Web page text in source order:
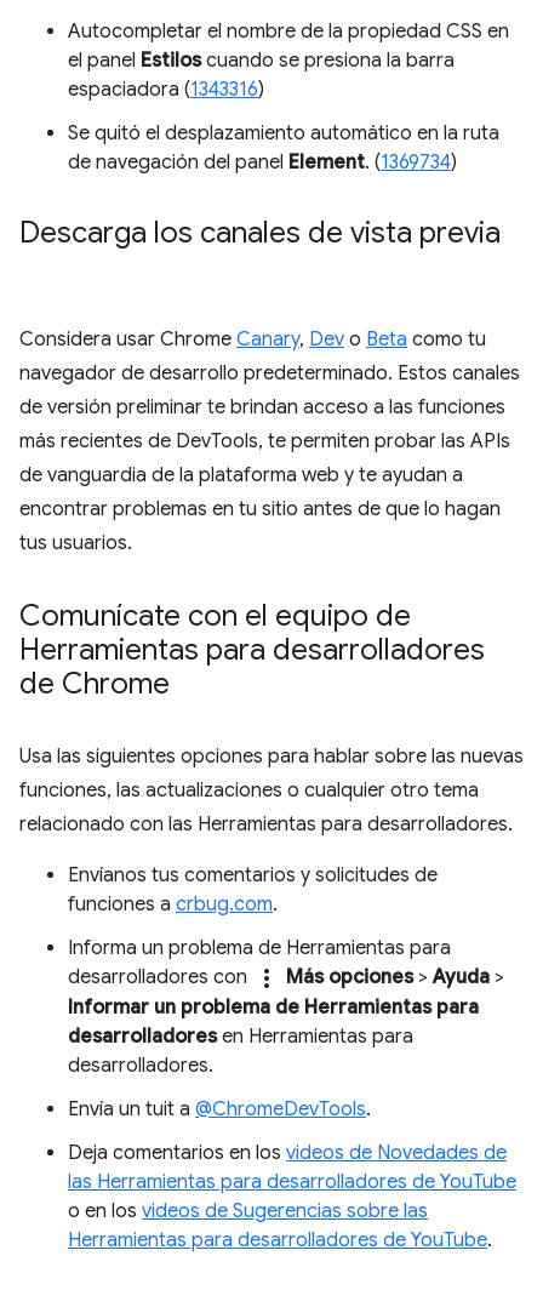
Autocompletar el nombre de la propiedad CSS en
el panel Estiloscuando se presiona la barra
espaciadora (1343316)
Se quitó el desplazamiento automático en la ruta
de navegación del panel Element. (1369734)
Descarga los canales de vista previa
Considera usar Chrome Canary, Dev o Beta como tu
navegador de desarrollo predeterminado. Estos canales
de versión preliminar te brindan acceso a las funciones
más recientes de DevTools, te permiten probar las APIs
de vanguardia de la plataforma web y te ayudan a
encontrar problemas en tu sitio antes de que lo hagan
tus usuarios.
Comunícate con el equipo de
Herramientas para desarrolladores
de Chrome
Usa las siguientes opciones para hablar sobre las nuevas
funciones, las actualizaciones o cualquier otro tema
relacionado con las Herramientas para desarrolladores.
Envíanos tus comentarios y solicitudes de
funciones a crbug.com.
Informa un problema de Herramientas para
desarrolladores con
more_vert Más opciones>Ayuda >
Informar un problema de Herramientas para
desarrolladoresen Herramientas para
desarrolladores.
Envía un tuit a @ChromeDevTools.
Deja comentarios en los videos de Novedades de
las Herramientas para desarrolladores de YouTube
o en los videos de Sugerencias sobre las
Herramientas para desarrolladores de YouTube.